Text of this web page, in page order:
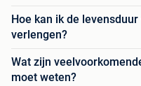
Hoe kan ik de
verlengen?
Wat zijn
moet weten?